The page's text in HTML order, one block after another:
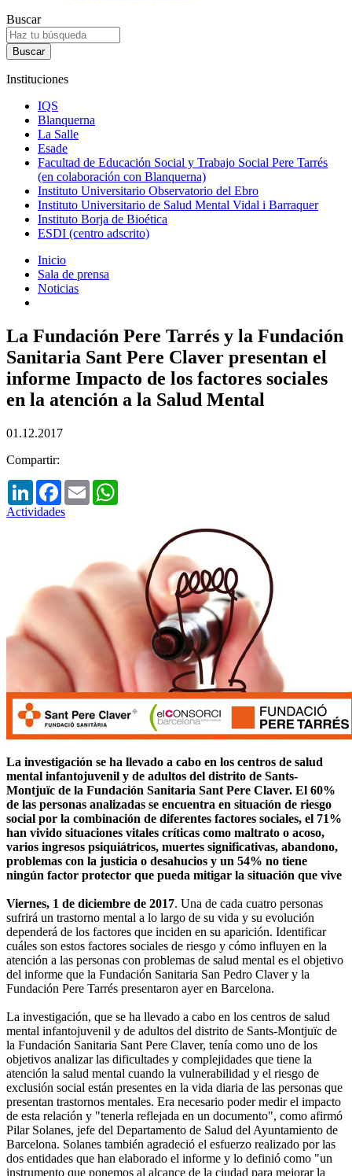
Buscar
Instituciones
IQS
Blanquerna
La Salle
Esade
Facultad de Educación Social y Trabajo Social Pere Tarrés
(en colaboración con Blanquerna)
Instituto Universitario Observatorio del Ebro
Instituto Universitario de Salud Mental Vidal i Barraquer
Instituto Borja de Bioética
ESDI (centro adscrito)
Inicio
Sala de prensa
Noticias
La Fundación Pere Tarrés y la Fundación
Sanitaria Sant Pere Claver presentan el
informe Impacto de los factores sociales
en la atención a la Salud Mental
01.12.2017
Compartir:
LinkedInFacebook
Email
Actividades
La investigación se ha llevado a cabo en los centros de salud
mental infantojuvenil y de adultos del distrito de Sants-
Montjuïc de la Fundación Sanitaria Sant Pere Claver. El 60%
de las personas analizadas se encuentra en situación de riesgo
social por la combinación de diferentes factores sociales, el 71%
han vivido situaciones vitales críticas como maltrato o acoso,
varios ingresos psiquiátricos, muertes significativas, abandono,
problemas con la justicia o desahucios y un 54% no tiene
ningún factor protector que pueda mitigar la situación que vive
Viernes, 1 de diciembre de 2017. Una de cada cuatro personas
sufrirá un trastorno mental a lo largo de su vida y su evolución
dependerá de los factores que inciden en su aparición. Identificar
cuáles son estos factores sociales de riesgo y cómo influyen en la
atención a las personas con problemas de salud mental es el objetivo
del informe que la Fundación Sanitaria San Pedro Claver y la
Fundación Pere Tarrés presentaron ayer en Barcelona.
La investigación, que se ha llevado a cabo en los centros de salud
mental infantojuvenil y de adultos del distrito de Sants-Montjuïc de
la Fundación Sanitaria Sant Pere Claver, tenía como uno de los
objetivos analizar las dificultades y complejidades que tiene la
atención la salud mental cuando la vulnerabilidad y el riesgo de
exclusión social están presentes en la vida diaria de las personas que
presentan trastornos mentales. Era necesario poder medir el impacto
de esta relación y "tenerla reflejada en un documento", como afirmó
Pilar Solanes, jefe del Departamento de Salud del Ayuntamiento de
Barcelona. Solanes también agradeció el esfuerzo realizado por las
dos entidades que han elaborado el informe y lo definió como "un
instrumento que ponemos al alcance de la ciudad para mejorar la